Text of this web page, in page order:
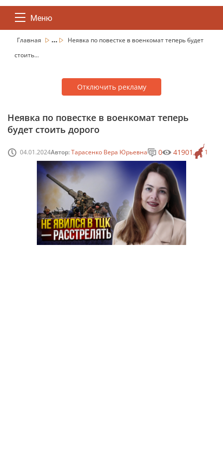
Меню
Главная ...
Неявка по повестке в военкомат теперь будет
стоить...
Отключить рекламу
Неявка по повестке в военкомат теперь
будет стоить дорого
04.01.2024Автор:Тарасенко Вера Юрьевна 1
0 41901